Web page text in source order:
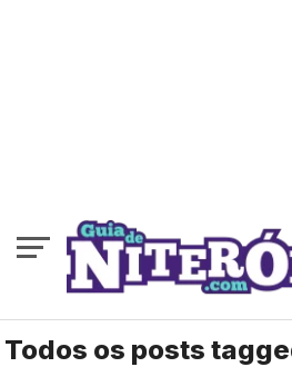
Todos os posts